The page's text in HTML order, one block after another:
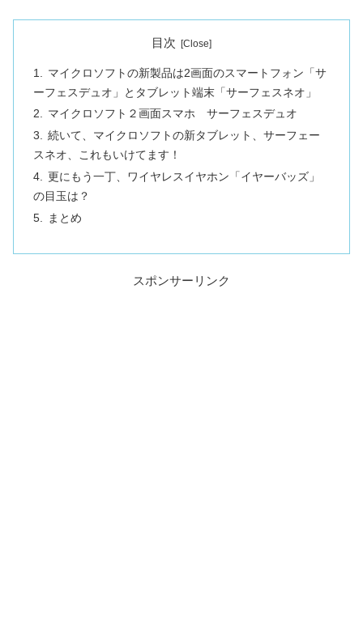
目次
マイクロソフトの新製品は2画面のスマートフォン「サ
ーフェスデュオ」とタブレット端末「サーフェスネオ」
マイクロソフト２画面スマホ サーフェスデュオ
続いて、マイクロソフトの新タブレット、サーフェー
スネオ、これもいけてます！
更にもう一丁、ワイヤレスイヤホン「イヤーバッズ」
の目玉は？
まとめ
スポンサーリンク